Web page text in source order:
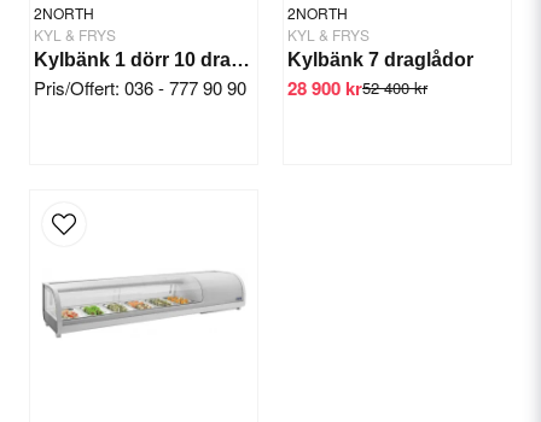
2NORTH
KYL & FRYS
Kylbänk 1 dörr 10 draglådor
Pris/Offert: 036 - 777 90 90
2NORTH
KYL & FRYS
Kylbänk 7 draglådor
52 400 kr
28 900 kr